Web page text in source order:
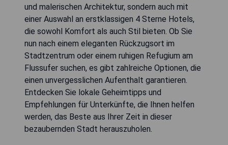
und malerischen Architektur, sondern auch mit
einer Auswahl an erstklassigen 4 Sterne Hotels,
die sowohl Komfort als auch Stil bieten. Ob Sie
nun nach einem eleganten Rückzugsort im
Stadtzentrum oder einem ruhigen Refugium am
Flussufer suchen, es gibt zahlreiche Optionen, die
einen unvergesslichen Aufenthalt garantieren.
Entdecken Sie lokale Geheimtipps und
Empfehlungen für Unterkünfte, die Ihnen helfen
werden, das Beste aus Ihrer Zeit in dieser
bezaubernden Stadt herauszuholen.